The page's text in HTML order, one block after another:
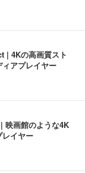
| 4Kの高画質スト
アプレイヤー
画館のような4K
イヤー